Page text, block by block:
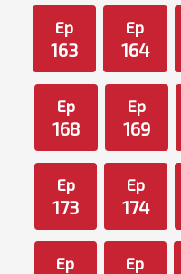
Ep
163
Ep
164
Ep
168
Ep
169
Ep
173
Ep
174
Ep Ep